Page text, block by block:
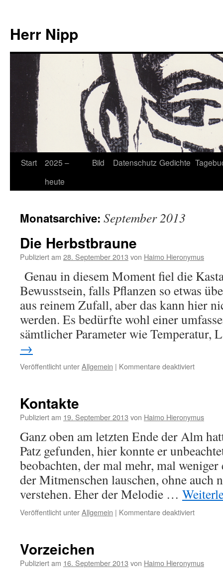
Herr Nipp
Zum
Start
2025 –
heute
Bild Datenschutz Gedichte
Monatsarchive: September 2013
Die Herbstbraune
Publiziert am 28. September 2013 von Haimo Hieronymus
Genau in diesem Moment fiel die
Bewusstsein, falls Pflanzen so etwas
aus reinem Zufall, aber das kann hier
werden. Es bedürfte wohl einer
sämtlicher Parameter wie Temperatur,
→
Veröffentlicht unterAllgemein | Kommentare deaktiviertfür
Kontakte
Publiziert am 19. September 2013 von Haimo Hieronymus
Ganz oben am letzten Ende der Alm
Patz gefunden, hier konnte er
beobachten, der mal mehr, mal weniger
der Mitmenschen lauschen, ohne auch
verstehen. Eher der Melodie …
Veröffentlicht unterAllgemein | Kommentare deaktiviertfür
Vorzeichen
Publiziert am 16. September 2013 von Haimo Hieronymus